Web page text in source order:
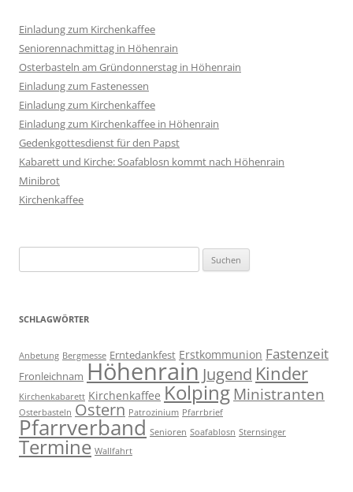
Einladung zum Kirchenkaffee
Seniorennachmittag in Höhenrain
Osterbasteln am Gründonnerstag in Höhenrain
Einladung zum Fastenessen
Einladung zum Kirchenkaffee
Einladung zum Kirchenkaffee in Höhenrain
Gedenkgottesdienst für den Papst
Kabarett und Kirche: Soafablosn kommt nach Höhenrain
Minibrot
Kirchenkaffee
nach:
SCHLAGWÖRTER
Anbetung Bergmesse Erntedankfest Erstkommunion Fastenzeit
Fronleichnam Höhenrain Jugend Kinder
Kirchenkabarett Kirchenkaffee Kolping Ministranten
Osterbasteln Ostern Patrozinium Pfarrbrief
Pfarrverband Senioren Soafablosn Sternsinger
Termine Wallfahrt